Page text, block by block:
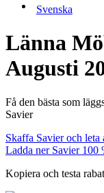
Svenska
Länna
Augusti
Få den bästa som
Savier
Skaffa Savier och
Ladda ner Savier 100
Kopiera och testa